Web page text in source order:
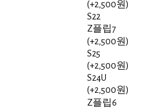
(+2,500원)
S22
Z플립7
(+2,500원)
S25
(+2,500원)
S24U
(+2,500원)
Z플립6